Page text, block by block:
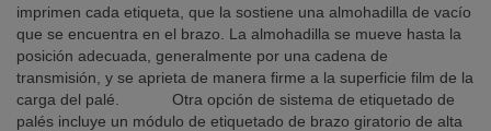
imprimen cada etiqueta, que la sostiene una almohadilla de vacío
que se encuentra en el brazo. La almohadilla se mueve hasta la
posición adecuada, generalmente por una cadena de
transmisión, y se aprieta de manera firme a la superficie film de la
carga del palé. Otra opción de sistema de etiquetado de
palés incluye un módulo de etiquetado de brazo giratorio de alta